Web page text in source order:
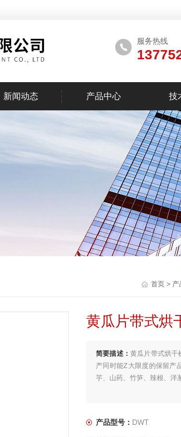
服务热线
新闻动态 产品中心 技
首页 > 产
黄瓜片带式烘
简要描述： 黄瓜片带式烘干
产同时能Z大限度的保留产
芋、山药、竹笋、辣根、洋
产品型号： DWT